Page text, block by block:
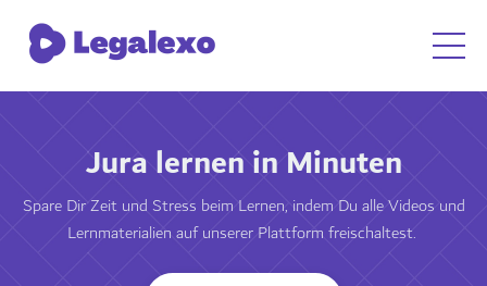
Jura lernen in Minuten
Spare Dir Zeit und Stress beim Lernen, indem Du alle Videos und
Lernmaterialien auf unserer Plattform freischaltest.